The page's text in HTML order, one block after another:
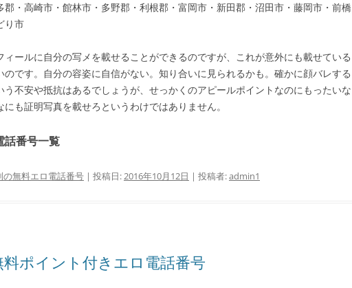
郡・高崎市・館林市・多野郡・利根郡・富岡市・新田郡・沼田市・藤岡市・前橋
り市
ィールに自分の写メを載せることができるのですが、これが意外にも載せている
のです。自分の容姿に自信がない。知り合いに見られるかも。確かに顔バレする
う不安や抵抗はあるでしょうが、せっかくのアピールポイントなのにもったいな
も証明写真を載せろというわけではありません。
話番号一覧
の無料エロ電話番号 | 投稿日:2016年10月12日 | 投稿者:admin1
ポイント付きエロ電話番号